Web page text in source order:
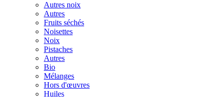
Autres noix
Autres
Fruits séchés
Noisettes
Noix
Pistaches
Autres
Bio
Mélanges
Hors d'œuvres
Huiles